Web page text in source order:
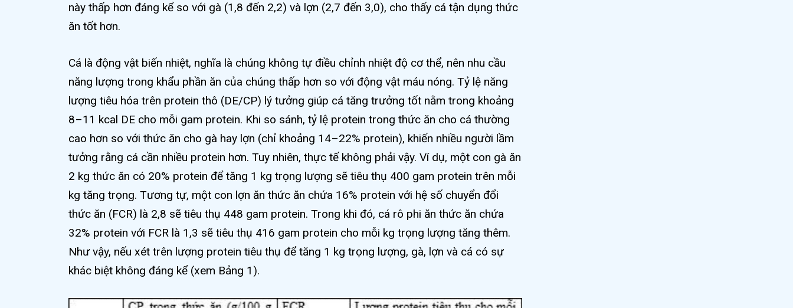
này thấp hơn đáng kể so với gà (1,8 đến 2,2) và lợn (2,7 đến 3,0), cho thấy cá tận dụng thức
ăn tốt hơn.
Cá là động vật biến nhiệt, nghĩa là chúng không tự điều chỉnh nhiệt độ cơ thể, nên nhu cầu
năng lượng trong khẩu phần ăn của chúng thấp hơn so với động vật máu nóng. Tỷ lệ năng
lượng tiêu hóa trên protein thô (DE/CP) lý tưởng giúp cá tăng trưởng tốt nằm trong khoảng
8–11 kcal DE cho mỗi gam protein. Khi so sánh, tỷ lệ protein trong thức ăn cho cá thường
cao hơn so với thức ăn cho gà hay lợn (chỉ khoảng 14–22% protein), khiến nhiều người lầm
tưởng rằng cá cần nhiều protein hơn. Tuy nhiên, thực tế không phải vậy. Ví dụ, một con gà ăn
2 kg thức ăn có 20% protein để tăng 1 kg trọng lượng sẽ tiêu thụ 400 gam protein trên mỗi
kg tăng trọng. Tương tự, một con lợn ăn thức ăn chứa 16% protein với hệ số chuyển đổi
thức ăn (FCR) là 2,8 sẽ tiêu thụ 448 gam protein. Trong khi đó, cá rô phi ăn thức ăn chứa
32% protein với FCR là 1,3 sẽ tiêu thụ 416 gam protein cho mỗi kg trọng lượng tăng thêm.
Như vậy, nếu xét trên lượng protein tiêu thụ để tăng 1 kg trọng lượng, gà, lợn và cá có sự
khác biệt không đáng kể (xem Bảng 1).